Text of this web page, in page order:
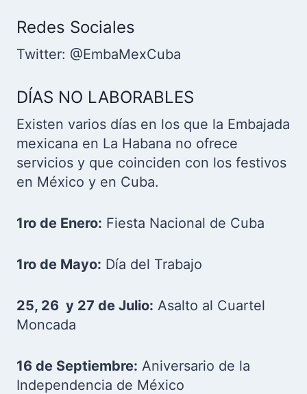
Redes Sociales
Twitter: @EmbaMexCuba
DÍAS NO LABORABLES
Existen varios días en los que la Embajada
mexicana en La Habana no ofrece
servicios y que coinciden con los festivos
en México y en Cuba.
1ro de Enero: Fiesta Nacional de Cuba
1ro de Mayo: Día del Trabajo
25, 26 y 27 de Julio: Asalto al Cuartel
Moncada
16 de Septiembre: Aniversario de la
Independencia de México